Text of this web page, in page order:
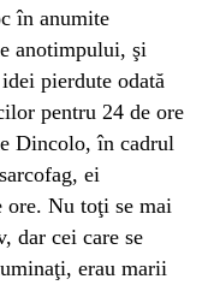
în anumite
anotimpului, şi
pierdute odată
pentru 24 de ore
Dincolo, în cadrul
ei
ore. Nu toţi se mai
dar cei care se
erau marii